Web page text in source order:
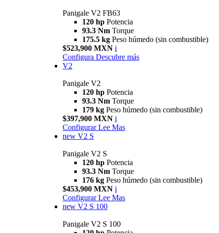
Panigale V2 FB63
120 hp Potencia
93.3 Nm Torque
175.5 kg Peso húmedo (sin combustible)
$523,900 MXN i
Configura Descubre más
V2
Panigale V2
120 hp Potencia
93.3 Nm Torque
179 kg Peso húmedo (sin combustible)
$397,900 MXN i
Configurar Lee Mas
new V2 S
Panigale V2 S
120 hp Potencia
93.3 Nm Torque
176 kg Peso húmedo (sin combustible)
$453,900 MXN i
Configurar Lee Mas
new V2 S 100
Panigale V2 S 100